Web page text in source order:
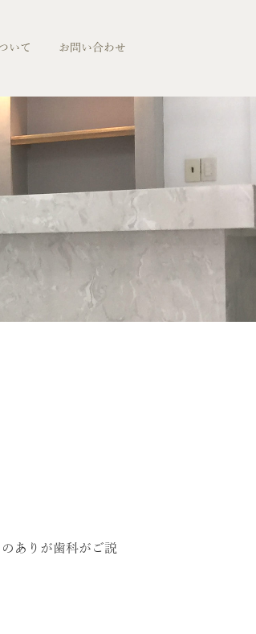
いて お問い合わせ
ありが歯科がご説